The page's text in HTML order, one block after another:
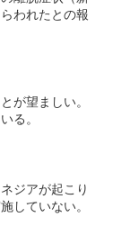
われたとの報
が望ましい。
る。
ジアが起こり
していない。